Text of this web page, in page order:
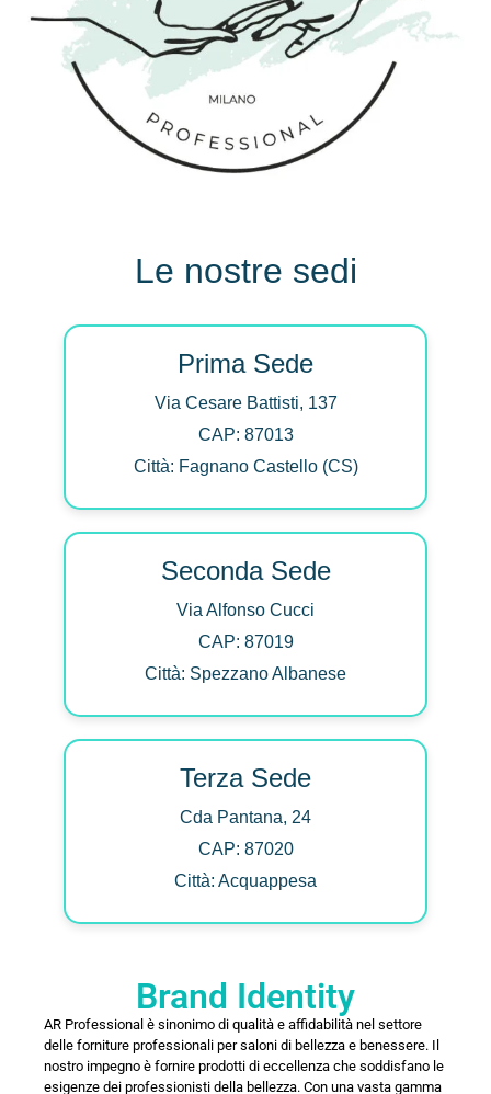
Le nostre sedi
Prima Sede
Via Cesare Battisti, 137
CAP: 87013
Città: Fagnano Castello (CS)
Seconda Sede
Via Alfonso Cucci
CAP: 87019
Città: Spezzano Albanese
Terza Sede
Cda Pantana, 24
CAP: 87020
Città: Acquappesa
Brand Identity
AR Professional è sinonimo di qualità e affidabilità nel settore
delle forniture professionali per saloni di bellezza e benessere. Il
nostro impegno è fornire prodotti di eccellenza che soddisfano le
esigenze dei professionisti della bellezza. Con una vasta gamma